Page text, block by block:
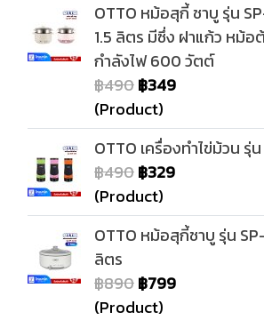
OTTO หม้อสุกี้ ชาบู รุ่น
1.5 ลิตร มีซึ่ง ฝาแก้ว หม้อ
กำลังไฟ 600 วัตต์
฿490฿349
(Product)
OTTO เครื่องทำไข่ม้วน รุ่
฿490฿329
(Product)
OTTO หม้อสุกี้ชาบู รุ่น
ลิตร
฿890฿799
(Product)